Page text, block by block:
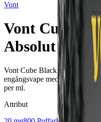
Vont
Vont Cube
Absolut
Vont Cube Black Edition
engångsvape med smak av
per ml.
Attribut